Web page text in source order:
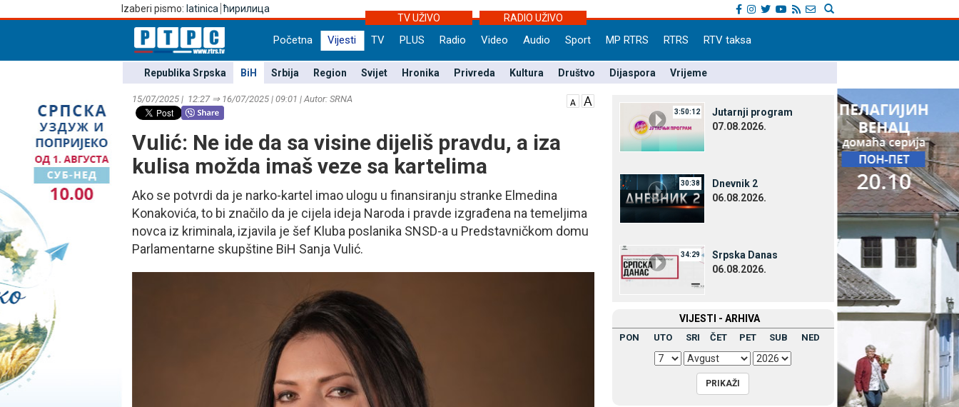
Izaberi pismo: latinica ћирилица
TV UŽIVO
RADIO UŽIVO
Početna Vijesti TV PLUS Radio Video Audio Sport MP RTRS RTRS RTV taksa
Republika Srpska BiH Srbija Region Svijet Hronika Privreda Kultura Društvo Dijaspora Vrijeme
15/07/2025 | 12:27 ⇒ 16/07/2025 | 09:01 | Autor: SRNA
Vulić: Ne ide da sa visine dijeliš pravdu, a iza
kulisa možda imaš veze sa kartelima
Ako se potvrdi da je narko-kartel imao ulogu u finansiranju stranke Elmedina
Konakovića, to bi značilo da je cijela ideja Naroda i pravde izgrađena na temeljima
novca iz kriminala, izjavila je šef Kluba poslanika SNSD-a u Predstavničkom domu
Parlamentarne skupštine BiH Sanja Vulić.
3:50:12
Јutarnji program
07.08.2026.
30:38
Dnevnik 2
06.08.2026.
34:29
Srpska Danas
06.08.2026.
VIЈESTI - ARHIVA
PON UTO SRI ČET PET SUB NED